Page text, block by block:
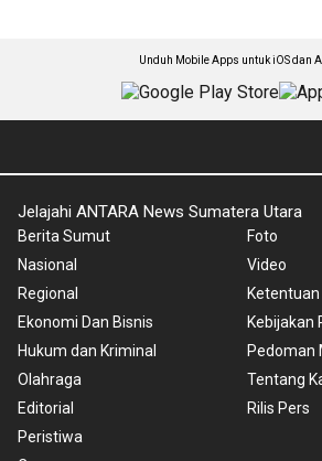
Unduh Mobile Apps untuk iOS dan
Jelajahi ANTARA News Sumatera Utara
Berita Sumut
Nasional
Regional
Ekonomi Dan Bisnis
Hukum dan Kriminal
Olahraga
Editorial
Peristiwa
Foto
Video
Kebijakan
Pedoman
Tentang
Rilis Pers